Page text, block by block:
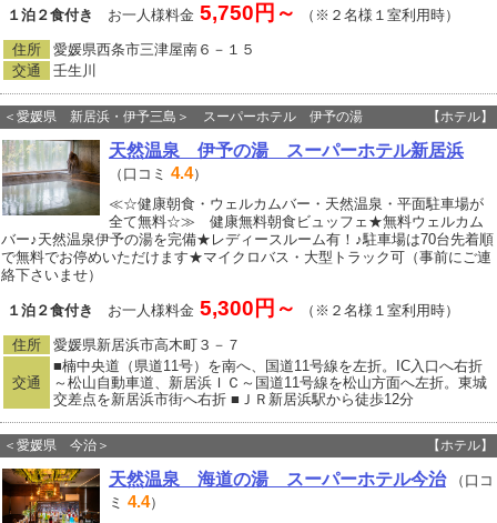
１泊２食付き お一人様料金 5,750円～ （※２名様１室利用時）
住所
愛媛県西条市三津屋南６－１５
交通
壬生川
＜愛媛県 新居浜・伊予三島＞ スーパーホテル 伊予の湯 【ホテル】
天然温泉 伊予の湯 スーパーホテル新居浜
（口コミ 4.4）
≪☆健康朝食・ウェルカムバー・天然温泉・平面駐車場が
全て無料☆≫ 健康無料朝食ビュッフェ★無料ウェルカム
バー♪天然温泉伊予の湯を完備★レディースルーム有！♪駐車場は70台先着順
で無料でお停めいただけます★マイクロバス・大型トラック可（事前にご連
絡下さいませ）
１泊２食付き お一人様料金 5,300円～ （※２名様１室利用時）
住所 愛媛県新居浜市高木町３－７
交通
■楠中央道（県道11号）を南へ、国道11号線を左折。IC入口へ右折
～松山自動車道、新居浜ＩＣ～国道11号線を松山方面へ左折。東城
交差点を新居浜市街へ右折 ■ＪＲ新居浜駅から徒歩12分
＜愛媛県 今治＞ 【ホテル】
天然温泉 海道の湯 スーパーホテル今治
（口コ
ミ 4.4）